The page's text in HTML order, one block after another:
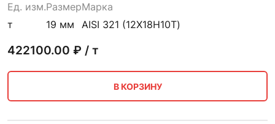
Ед. изм.
т
Размер
19 мм
Марка
AISI 321 (12Х18Н10Т)
422100.00 ₽ / т
В КОРЗИНУ